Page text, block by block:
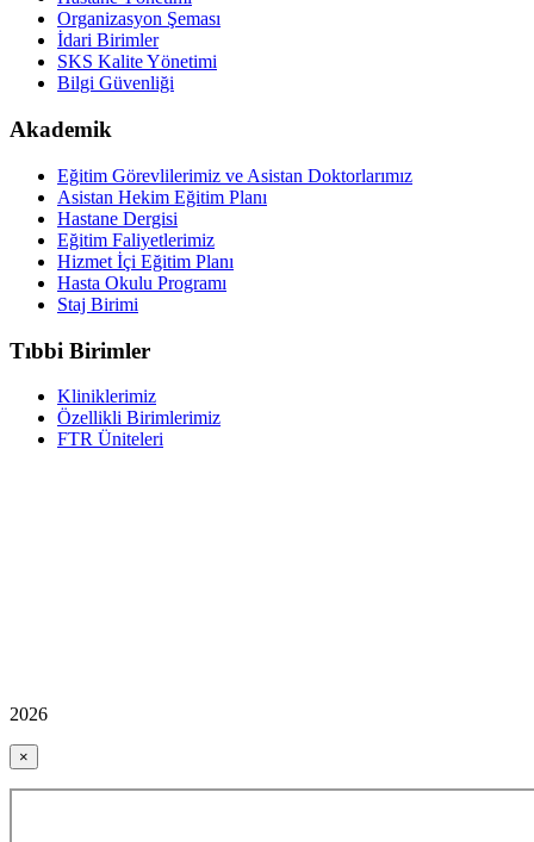
Organizasyon Şeması
İdari Birimler
SKS Kalite Yönetimi
Bilgi Güvenliği
Akademik
Eğitim Görevlilerimiz ve Asistan Doktorlarımız
Asistan Hekim Eğitim Planı
Hastane Dergisi
Eğitim Faliyetlerimiz
Hizmet İçi Eğitim Planı
Hasta Okulu Programı
Staj Birimi
Tıbbi Birimler
Kliniklerimiz
Özellikli Birimlerimiz
FTR Üniteleri
2026
×